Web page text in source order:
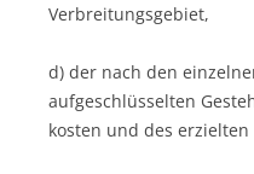
Verbreitungsgebiet,
d) der nach den
aufgeschlüsselten
kosten und des erzielten